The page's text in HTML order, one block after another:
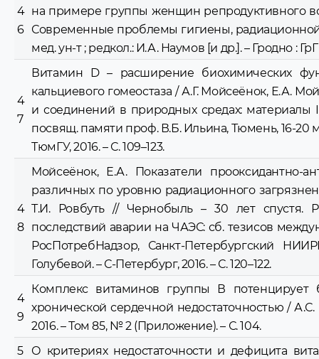
4
6
на примере группы женщин репродуктивного
Современные проблемы гигиены, радиационной
мед. ун-т ; редкол.: И.А. Наумов [и др.]. – Гродно :
4
7
Витамин D – расширение биохимических
кальциевого гомеостаза / А.Г. Мойсеёнок, Е.А.
и соединений в природных средах:
посвящ. памяти проф. В.Б. Ильина, Тюмень, 16-20
ТюмГУ, 2016. – С. 109–123.
4
8
Мойсеёнок, Е.А. Показатели прооксидантно-
различных по уровню радиационного
Т.И. Ровбуть // Чернобыль – 30 лет спустя.
последствий аварии на ЧАЭС: сб. тезисов
РосПотребНадзор, Санкт-Петербургский
Голубевой. – С-Петербург, 2016. – С. 120–122.
4
9
Комплекс витаминов группы В потенцирует
хронической сердечной недостаточностью /
2016. – Том 85, № 2 (Приложение). – С. 104.
5
О критериях недостаточности и дефицита